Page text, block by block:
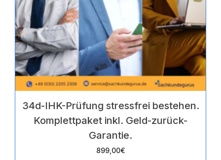
34d-IHK-Prüfung stressfrei bestehen.
Komplettpaket inkl. Geld-zurück-
Garantie.
899,00€